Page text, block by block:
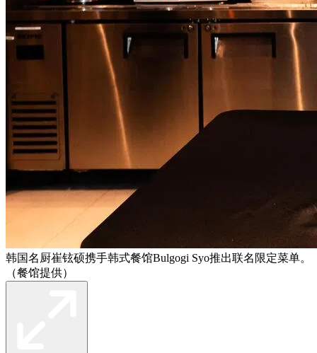
韩国名厨崔铉硕携手韩式餐馆Bulgogi Syo推出联名限定菜单。
（餐馆提供）